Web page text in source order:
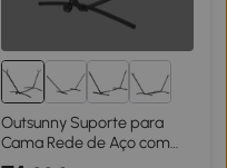
Outsunny Suporte para
Cama Rede de Aço com
Rodas 2 Ganchos